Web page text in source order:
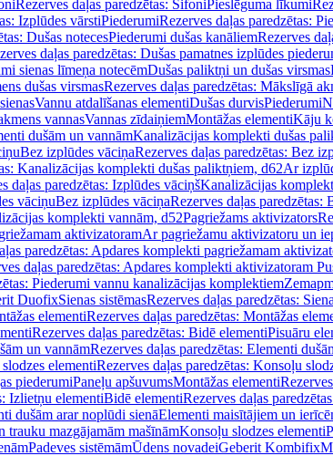
Rezerves daļas paredzētas: SifoniPieslēguma līkumi
Izplūdes vārstiPiederumiRezerves daļas paredzētas:
Dušas notecesPiederumi dušas kanāliemRezerves
daļas paredzētas: Dušas pamatnes izplūdes
sienas līmeņa notecēmDušas paliktņi un dušas virsmas
dušas virsmasRezerves daļas paredzētas: Mākslīgā
Vannu atdalīšanas elementiDušas durvisPiederumi
vannasVannas zīdaiņiemMontāžas elementiKāju
dušām un vannāmKanalizācijas komplekti dušas
Bez izplūdes vāciņaRezerves daļas paredzētas: Bez
Kanalizācijas komplekti dušas paliktņiem, d62Ar
daļas paredzētas: Izplūdes vāciņšKanalizācijas
vāciņuBez izplūdes vāciņaRezerves daļas paredzētas:
komplekti vannām, d52Pagriežams aktivizators
aktivizatoramAr pagriežamu aktivizatoru un
paredzētas: Apdares komplekti pagriežamam
daļas paredzētas: Apdares komplekti aktivizatoram
Piederumi vannu kanalizācijas komplektiem
DuofixSienas sistēmasRezerves daļas paredzētas:
elementiRezerves daļas paredzētas: Montāžas
Rezerves daļas paredzētas: Bidē elementiPisuāru
un vannāmRezerves daļas paredzētas: Elementi
elementiRezerves daļas paredzētas: Konsoļu
piederumiPaneļu apšuvumsMontāžas elementi
Izlietņu elementiBidē elementiRezerves daļas
dušām arar noplūdi sienāElementi maisītājiem un
trauku mazgājamām mašīnāmKonsoļu slodzes elementi
Padeves sistēmāmŪdens novadeiGeberit Kombifix